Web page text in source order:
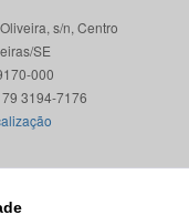
s/n, Centro
SE
000